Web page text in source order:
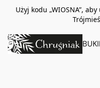
Użyj kodu „WIOSNA”,